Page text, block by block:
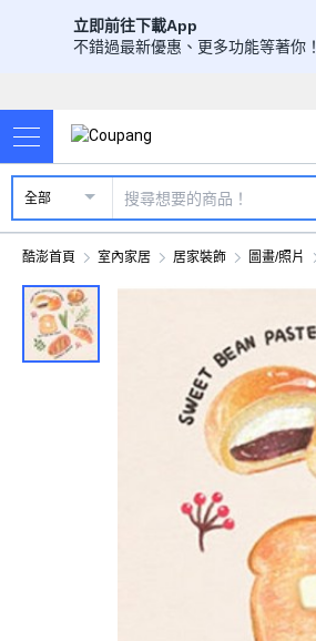
立即前往下載App
不錯過最新優惠、更多功能等著你！
全部
酷澎首頁 室內家居 居家裝飾 圖畫/照片